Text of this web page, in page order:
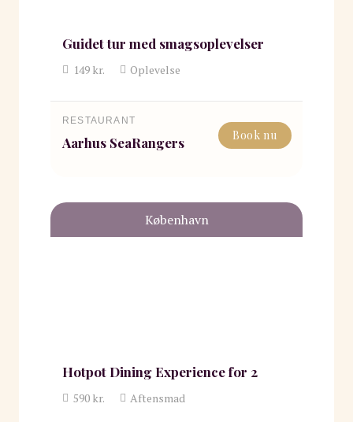
Guidet tur med smagsoplevelser
149kr. Oplevelse
RESTAURANT
Aarhus SeaRangers Book nu
København
Hotpot Dining Experience for 2
590kr. Aftensmad